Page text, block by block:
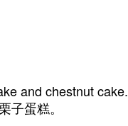
and chestnut cake.
子蛋糕。